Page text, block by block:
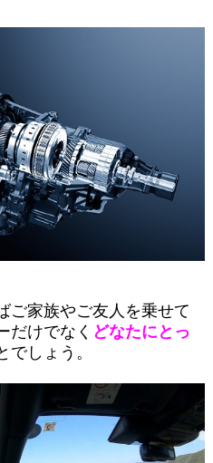
ご家族やご友人を乗せて
だけでなく どなたにとっ
でしょう。